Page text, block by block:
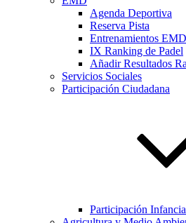
Agenda Deportiva
Reserva Pista
Entrenamientos EMD
IX Ranking de Padel
Añadir Resultados
Servicios Sociales
Participación Ciudadana
Participación